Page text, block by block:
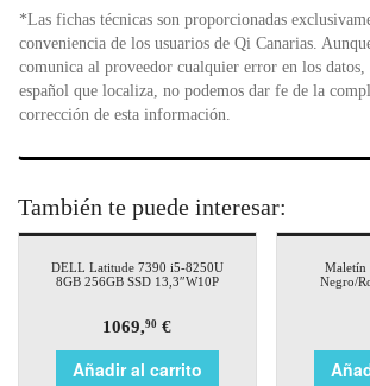
*Las fichas técnicas son proporcionadas
conveniencia de los usuarios de Qi Canarias.
comunica al proveedor cualquier error en los
español que localiza, no podemos dar fe de la
corrección de esta información.
También te puede interesar:
DELL Latitude 7390 i5-8250U
8GB 256GB SSD 13,3″W10P
1069,90 €
Añadir al carrito
Maletín
Negro/